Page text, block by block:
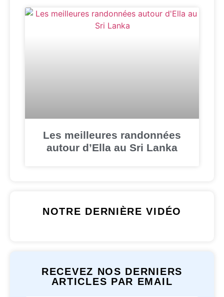
Les meilleures randonnées
autour d’Ella au Sri Lanka
NOTRE DERNIÈRE VIDÉO
RECEVEZ NOS DERNIERS
ARTICLES PAR EMAIL